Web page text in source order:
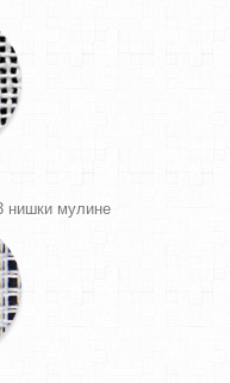
нишки мулине